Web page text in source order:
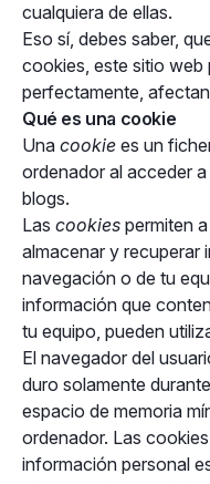
cualquiera de ellas.
Eso sí, debes saber,
cookies, este sitio
perfectamente,
Qué es una cookie
Una cookie es un
ordenador al acceder
blogs.
Las cookies permiten
almacenar y recuperar
navegación o de tu
información que
tu equipo, pueden
El navegador del
duro solamente
espacio de memoria
ordenador. Las
información personal